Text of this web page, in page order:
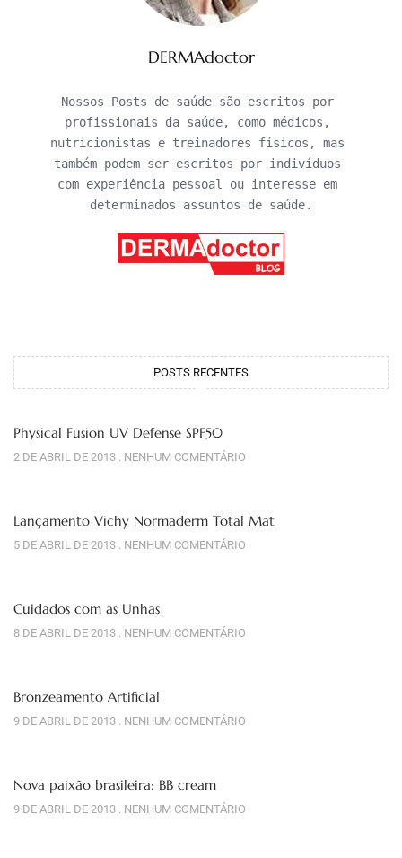
DERMAdoctor
Nossos Posts de saúde são escritos por
profissionais da saúde, como médicos,
nutricionistas e treinadores físicos, mas
também podem ser escritos por indivíduos
com experiência pessoal ou interesse em
determinados assuntos de saúde.
POSTS RECENTES
Physical Fusion UV Defense SPF50
2 DE ABRIL DE 2013 NENHUM COMENTÁRIO
Lançamento Vichy Normaderm Total Mat
5 DE ABRIL DE 2013 NENHUM COMENTÁRIO
Cuidados com as Unhas
8 DE ABRIL DE 2013 NENHUM COMENTÁRIO
Bronzeamento Artificial
9 DE ABRIL DE 2013 NENHUM COMENTÁRIO
Nova paixão brasileira: BB cream
9 DE ABRIL DE 2013 NENHUM COMENTÁRIO